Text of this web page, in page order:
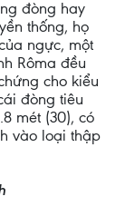
đòng hay
thống, họ
ngực, một
Rôma đều
cho kiểu
đòng tiêu
mét (30), có
vào loại thập